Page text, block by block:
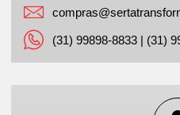
(31) 99898-8833 | (31)